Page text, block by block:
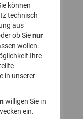
für
an
erstellen
können
technisch
aus
ob Sienur
wollen.
Ihre
in unserer
willigen Sie in
ein.